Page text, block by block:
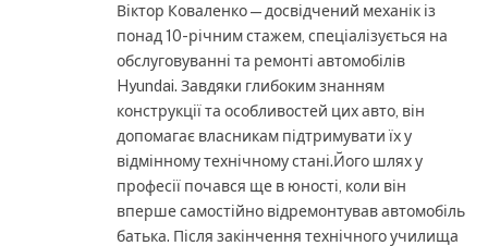
Віктор Коваленко — досвідчений механік із
понад 10-річним стажем, спеціалізується на
обслуговуванні та ремонті автомобілів
Hyundai. Завдяки глибоким знанням
конструкції та особливостей цих авто, він
допомагає власникам підтримувати їх у
відмінному технічному стані.Його шлях у
професії почався ще в юності, коли він
вперше самостійно відремонтував автомобіль
батька. Після закінчення технічного училища